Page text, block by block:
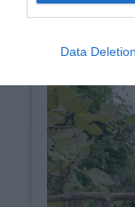
Data Deletion